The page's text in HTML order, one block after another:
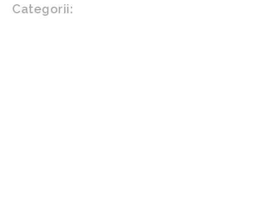
Categorii: